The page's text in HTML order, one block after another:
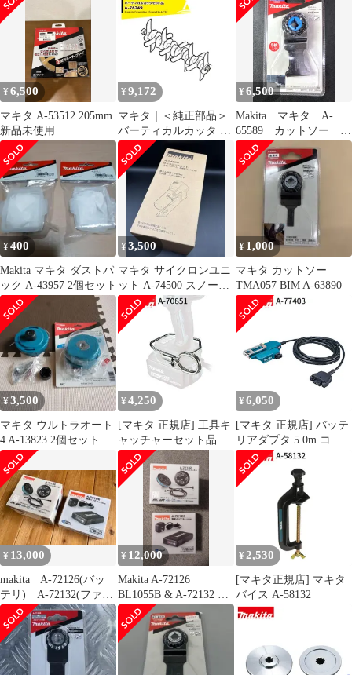
¥6,500
マキタ A-53512 205mm
新品未使用
¥ 9,172
マキタ｜＜純正部品＞
バーティカルカッタ A-
76249
¥6,500
Makita マキタ A-
65589 カットソー
TMA061HM
¥400
Makita マキタ ダストパ
ック A-43957 2個セット
¥3,500
マキタ サイクロンユニ
ット A-74500 スノーホ
ワイト
¥ 1,000
マキタ カットソー
TMA057 BIM A-63890
¥3,500
マキタ ウルトラオート
4 A-13823 2個セット
¥ 4,250
[マキタ 正規店] 工具キ
ャッチャーセット品 A-
70851
¥ 6,050
[マキタ 正規店] バッテ
リアダプタ 5.0m コネ
クタ式 A-77403 makita
純正 パーツ 部品 正規
品 おすすめ 便利
¥ 13,000
makita A-72126(バッ
テリ) A-72132(ファ
ン) セット
¥ 12,000
Makita A-72126
BL1055B & A-72132 セ
ット
¥ 2,530
[マキタ正規店] マキタ
バイス A-58132